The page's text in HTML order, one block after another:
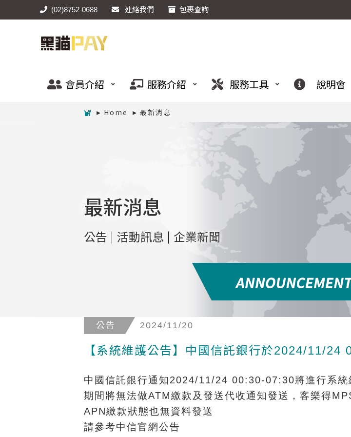
(02)8752-0688 連絡我們 包裹查詢
會員介紹 服務介紹 服務工具 說明會
Home 最新消息
最新消息
公告 活動訊息 企業新聞
公告 2024/11/20
【系統維護公告】中國信託銀行於2024/11/
中國信託銀行通知 2024/11/24 00:30-07:30將進行系統
期間將無法做ATM繳款及發送代收通知發送，客樂得
APN繳款狀態也無資料發送
請參考中信官網公告